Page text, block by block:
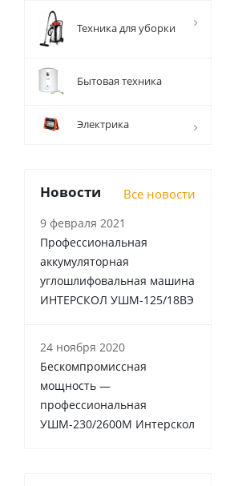
Техника для уборки
Бытовая техника
Электрика
Новости Все новости
9 февраля 2021
Профессиональная
аккумуляторная
углошлифовальная машина
ИНТЕРСКОЛ УШМ-125/18ВЭ
24 ноября 2020
Бескомпромиссная
мощность —
профессиональная
УШМ-230/2600М Интерскол